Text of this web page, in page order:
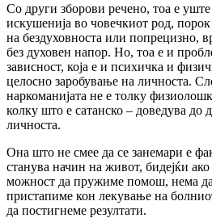
Со други зборови речено, тоа е
искушенија во човечкиот род,
на бездуховноста или попрецизно,
без духовен напор. Но, тоа е и
зависност, која е и психичка и
целосно заробување на личноста.
наркоманијата не е толку
колку што е сатанско – доведува до
личноста.
Она што не смее да се занемари е
станува начин на живот, бидејќи
можност да пружиме помош, нема
пристапиме кон лекување на
да постигнеме резултати.